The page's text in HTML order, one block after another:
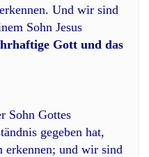
Und wir sind
Sohn Jesus
Gott und das
Sohn Gottes
gegeben hat,
erkennen; und wir sind